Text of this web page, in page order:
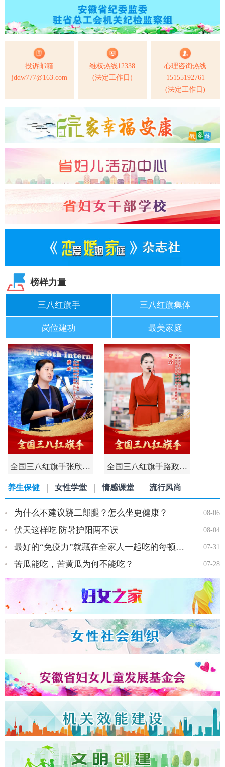
投诉邮箱
jddw777@163.com
维权热线12338
(法定工作日)
心理咨询热线
15155192761
(法定工作日)
榜样力量
三八红旗手 三八红旗集体
岗位建功 最美家庭
全国三八红旗手张欣… 全国三八红旗手路政…
全国三八红旗手王会知…
全国三八红旗手李丹…
养生保健 女性学堂 情感课堂 流行风尚
08-06
为什么不建议跷二郎腿？怎么坐更健康？
08-04
伏天这样吃 防暑护阳两不误
07-31
最好的“免疫力”就藏在全家人一起吃的每顿饭里…
07-28
苦瓜能吃，苦黄瓜为何不能吃？